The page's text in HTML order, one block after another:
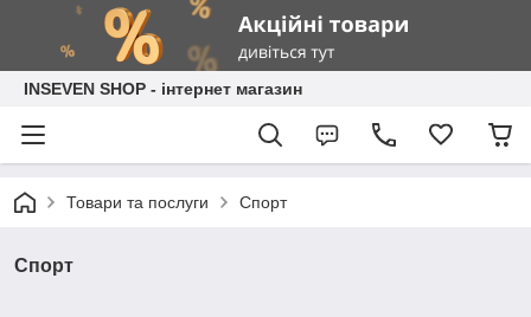
INSEVEN SHOP - інтернет магазин
Товари та послуги Спорт
Спорт